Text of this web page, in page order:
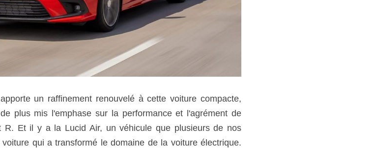
un raffinement renouvelé à cette voiture compacte,
plus mis l'emphase sur la performance et l'agrément de
R. Et il y a la Lucid Air, un véhicule que plusieurs de nos
qui a transformé le domaine de la voiture électrique.